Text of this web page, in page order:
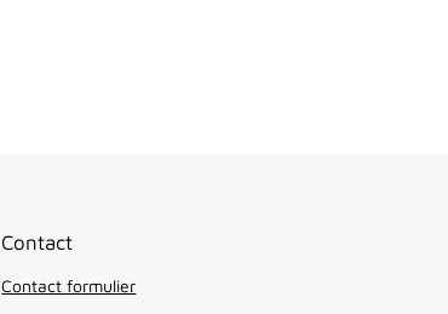
Contact
Contact formulier